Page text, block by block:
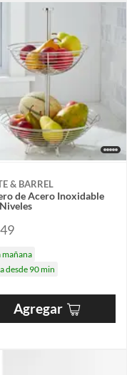
& BARREL
de Acero Inoxidable
mañana
desde 90 min
Agregar